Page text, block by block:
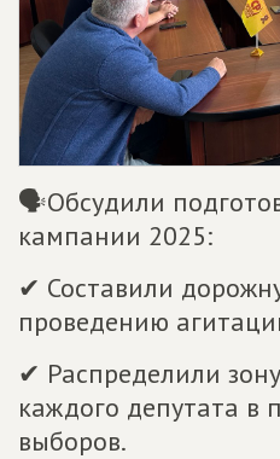
🗣Обсудили
кампании 2025:
✔ Составили
проведению
✔ Распределили
каждого депутата в
выборов.